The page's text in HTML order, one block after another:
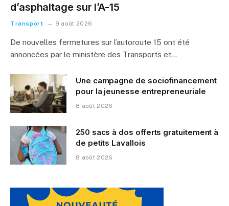
d’asphaltage sur l’A-15
Transport 9 août 2026
De nouvelles fermetures sur l’autoroute 15 ont été
annoncées par le ministère des Transports et…
Une campagne de sociofinancement
pour la jeunesse entrepreneuriale
8 août 2026
250 sacs à dos offerts gratuitement à
de petits Lavallois
8 août 2026